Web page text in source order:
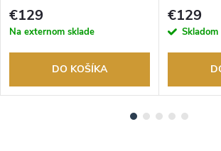
tovaru. Autorizovaný predajca.
€129
Na externom sklade
DO KOŠÍKA
tovaru.
€129
Skladom